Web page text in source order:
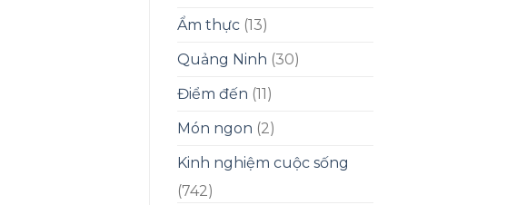
Ẩm thực(13)
Quảng Ninh (30)
Điểm đến (11)
Món ngon (2)
Kinh nghiệm cuộc sống
(742)